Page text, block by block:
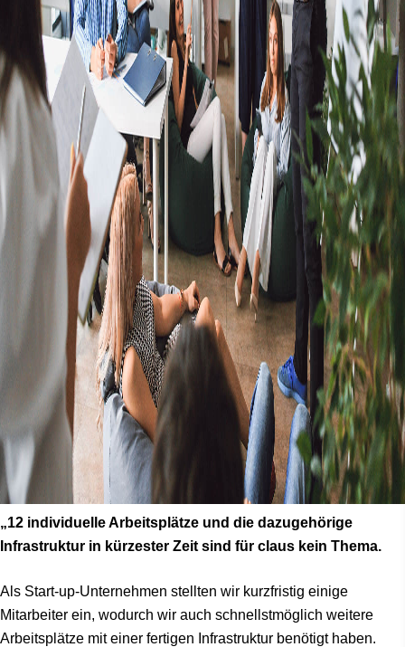
„12 individuelle Arbeitsplätze und die dazugehörige
Infrastruktur in kürzester Zeit sind für claus kein Thema.
Als Start-up-Unternehmen stellten wir kurzfristig einige
Mitarbeiter ein, wodurch wir auch schnellstmöglich weitere
Arbeitsplätze mit einer fertigen Infrastruktur benötigt haben.